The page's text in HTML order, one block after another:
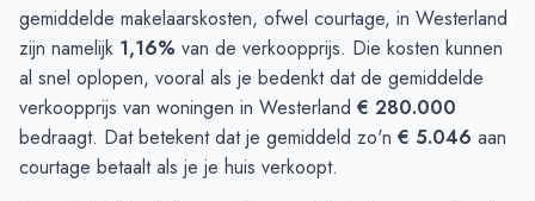
gemiddelde makelaarskosten, ofwel courtage, in Westerland
zijn namelijk 1,16% van de verkoopprijs. Die kosten kunnen
al snel oplopen, vooral als je bedenkt dat de gemiddelde
verkoopprijs van woningen in Westerland € 280.000
bedraagt. Dat betekent dat je gemiddeld zo'n € 5.046 aan
courtage betaalt als je je huis verkoopt.